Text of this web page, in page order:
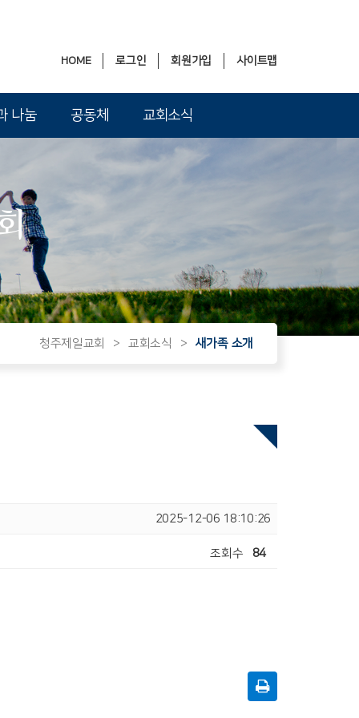
사이트맵
회원가입
로그인
HOME
나눔 공동체 교회소식
청주제일교회 > 교회소식 > 새가족 소개
2025-12-06 18:10:26
조회수 84